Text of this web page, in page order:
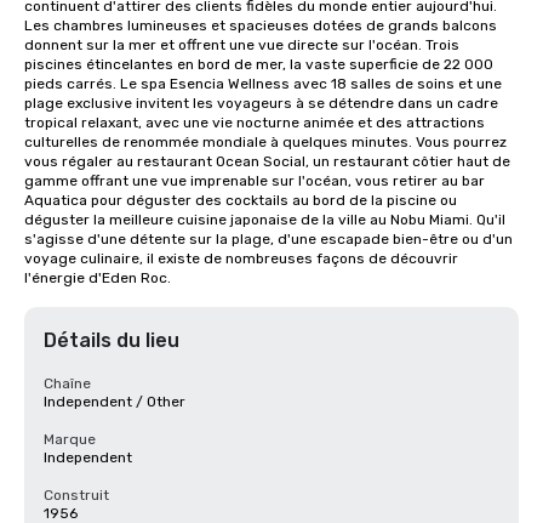
continuent d'attirer des clients fidèles du monde entier aujourd'hui.
Les chambres lumineuses et spacieuses dotées de grands balcons
donnent sur la mer et offrent une vue directe sur l'océan. Trois
piscines étincelantes en bord de mer, la vaste superficie de 22 000
pieds carrés. Le spa Esencia Wellness avec 18 salles de soins et une
plage exclusive invitent les voyageurs à se détendre dans un cadre
tropical relaxant, avec une vie nocturne animée et des attractions
culturelles de renommée mondiale à quelques minutes. Vous pourrez
vous régaler au restaurant Ocean Social, un restaurant côtier haut de
gamme offrant une vue imprenable sur l'océan, vous retirer au bar
Aquatica pour déguster des cocktails au bord de la piscine ou
déguster la meilleure cuisine japonaise de la ville au Nobu Miami. Qu'il
s'agisse d'une détente sur la plage, d'une escapade bien-être ou d'un
voyage culinaire, il existe de nombreuses façons de découvrir
l'énergie d'Eden Roc.
Détails du lieu
Chaîne
Independent / Other
Marque
Independent
Construit
1956